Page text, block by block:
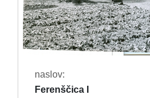
naslov:
Ferenščica I